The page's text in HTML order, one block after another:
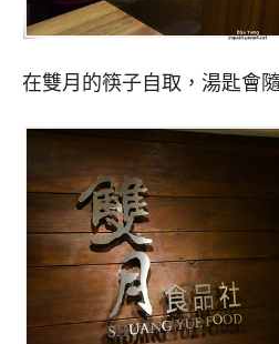
在雙月的筷子自取，湯匙會